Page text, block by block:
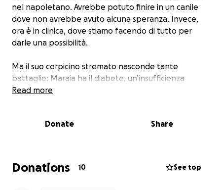
nel napoletano. Avrebbe potuto finire in un canile
dove non avrebbe avuto alcuna speranza. Invece,
ora è in clinica, dove stiamo facendo di tutto per
darle una possibilità.
Ma il suo corpicino stremato nasconde tante
battaglie: Maraia ha il diabete, un’insufficienza
renale importante, la leishmania, l’ehrlichia… e anche
Read more
Donate Share
Donations 10 See top